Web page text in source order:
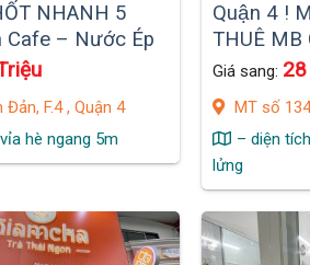
NHANH 5
Cafe – Nước Ép
29 tr, MB 6tr /
Đản, F.4 , Quận 4
hè ngang 5m
Quận 4 !
THUÊ MB
đường lớn
Giá sang:
MT số
– diện
lửng